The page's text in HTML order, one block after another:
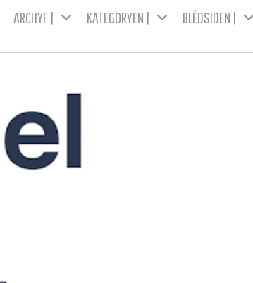
ARCHYF | KATEGORYEN | BLÊDSIDEN |